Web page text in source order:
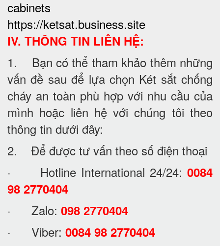
cabinets
https://ketsat.business.site
IV. THÔNG TIN LIÊN HỆ:
1. Bạn có thể tham khảo thêm những
vấn đề sau để lựa chọn Két sắt chống
cháy an toàn phù hợp với nhu cầu của
mình hoặc liên hệ với chúng tôi theo
thông tin dưới đây:
2. Để được tư vấn theo số điện thoại
· Hotline International 24/24: 0084
98 2770404
· Zalo: 098 2770404
· Viber: 0084 98 2770404